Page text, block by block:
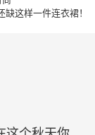
这样一件连衣裙！